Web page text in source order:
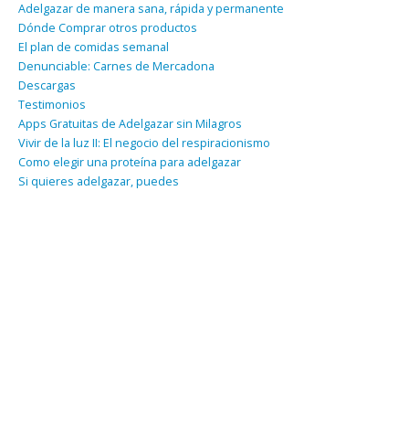
Adelgazar de manera sana, rápida y permanente
Dónde Comprar otros productos
El plan de comidas semanal
Denunciable: Carnes de Mercadona
Descargas
Testimonios
Apps Gratuitas de Adelgazar sin Milagros
Vivir de la luz II: El negocio del respiracionismo
Como elegir una proteína para adelgazar
Si quieres adelgazar, puedes